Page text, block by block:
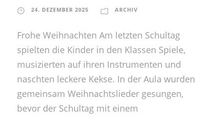
24. DEZEMBER 2025 ARCHIV
Frohe Weihnachten Am letzten Schultag
spielten die Kinder in den Klassen Spiele,
musizierten auf ihren Instrumenten und
naschten leckere Kekse. In der Aula wurden
gemeinsam Weihnachtslieder gesungen,
bevor der Schultag mit einem